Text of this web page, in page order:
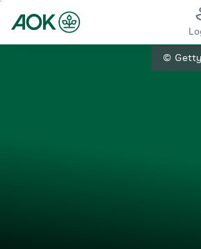
Hauptinhalt
AOK Nordost | AOK. Die
©